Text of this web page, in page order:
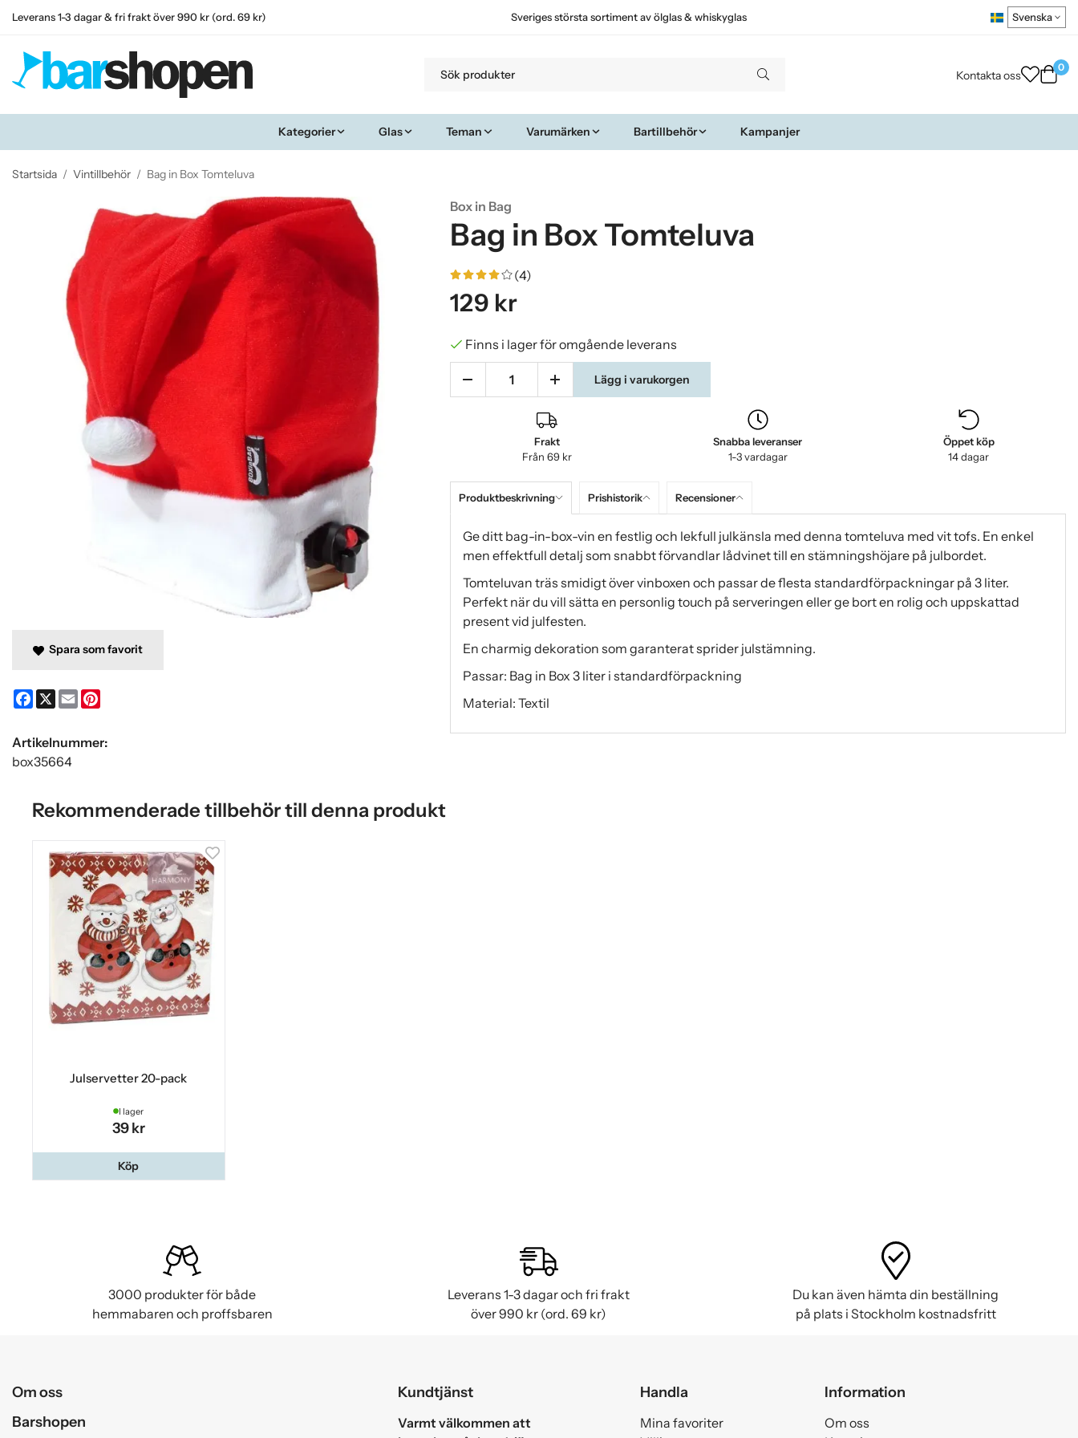
Leverans 1-3 dagar & fri frakt över 990 kr (ord. 69 kr) Sveriges största sortiment av ölglas & whiskyglas
Kontakta oss
0
Kategorier Glas Teman Varumärken Bartillbehör Kampanjer
Startsida / Vintillbehör / Bag in Box Tomteluva
Box in Bag
Bag in Box Tomteluva
(4)
129 kr
Finns i lager för omgående leverans
Lägg i varukorgen
Frakt
Från 69 kr
Snabba leveranser
1-3 vardagar
Öppet köp
14 dagar
Produktbeskrivning Prishistorik Recensioner
Ge ditt bag-in-box-vin en festlig och lekfull julkänsla med denna tomteluva med vit tofs. En enkel
men effektfull detalj som snabbt förvandlar lådvinet till en stämningshöjare på julbordet.
Tomteluvan träs smidigt över vinboxen och passar de flesta standardförpackningar på 3 liter.
Perfekt när du vill sätta en personlig touch på serveringen eller ge bort en rolig och uppskattad
present vid julfesten.
En charmig dekoration som garanterat sprider julstämning.
Passar: Bag in Box 3 liter i standardförpackning
Material: Textil
Spara som favorit
Facebook
X Email
Artikelnummer:
box35664
Rekommenderade tillbehör till denna produkt
Julservetter 20-pack
I lager
39 kr
Köp
3000 produkter för både
hemmabaren och proffsbaren
Leverans 1-3 dagar och fri frakt
över 990 kr (ord. 69 kr)
Du kan även hämta din beställning
på plats i Stockholm kostnadsfritt
Om oss
Barshopen
Kundtjänst
Varmt välkommen att
Handla
Mina favoriter
Information
Om oss